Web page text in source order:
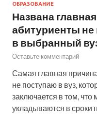
ОБРАЗОВАНИЕ
Названа
абитуриенты не
в выбранный
Оставьте комментарий
Самая главная
не поступаю в вуз,
заключается в том,
укладываются в сроки